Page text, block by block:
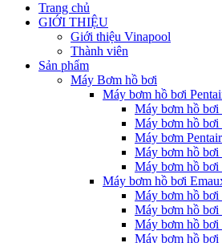
Trang chủ
GIỚI THIỆU
Giới thiệu Vinapool
Thành viên
Sản phẩm
Máy Bơm hồ bơi
Máy bơm hồ bơi
Máy bơm hồ bơi
Máy bơm hồ bơi
Máy bơm
Máy bơm hồ
Máy bơm hồ
Máy bơm hồ bơi
Máy bơm hồ bơi
Máy bơm hồ bơi
Máy bơm hồ bơi
Máy bơm hồ bơi